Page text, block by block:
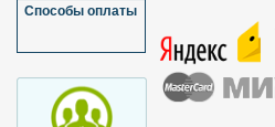
Способы оплаты